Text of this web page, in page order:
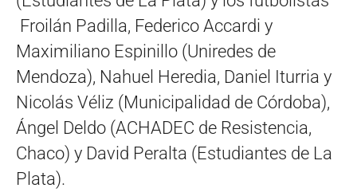
Froilán Padilla, Federico Accardi y
Maximiliano Espinillo (Uniredes de
Mendoza), Nahuel Heredia, Daniel Iturria y
Nicolás Véliz (Municipalidad de Córdoba),
Ángel Deldo (ACHADEC de Resistencia,
Chaco) y David Peralta (Estudiantes de La
Plata).